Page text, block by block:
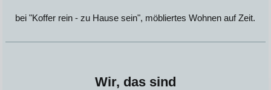
bei "Koffer rein - zu Hause sein", möbliertes Wohnen auf Zeit.
Wir, das sind